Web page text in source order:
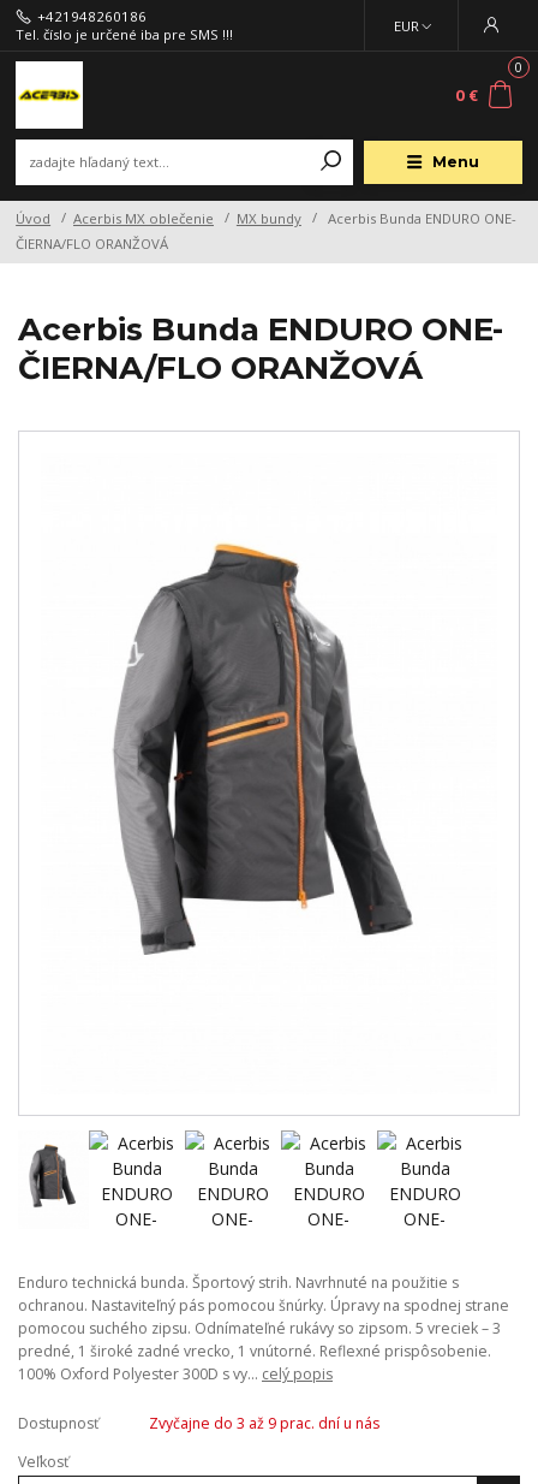
Menu
EUR
+421948260186
Tel. číslo je určené iba pre SMS !!!
0
0 €
Úvod Acerbis MX oblečenie MX bundy
Acerbis Bunda ENDURO ONE-
ČIERNA/FLO ORANŽOVÁ
Acerbis Bunda ENDURO ONE-
ČIERNA/FLO ORANŽOVÁ
Enduro technická bunda. Športový strih. Navrhnuté na použitie s
ochranou. Nastaviteľný pás pomocou šnúrky. Úpravy na spodnej strane
pomocou suchého zipsu. Odnímateľné rukávy so zipsom. 5 vreciek – 3
predné, 1 široké zadné vrecko, 1 vnútorné. Reflexné prispôsobenie.
100% Oxford Polyester 300D s vy... celý popis
Dostupnosť
Zvyčajne do 3 až 9 prac. dní u nás
Veľkosť